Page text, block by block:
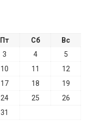
Пт Сб
Вс
3 4
5
10 11
12
17 18
19
24 25
26
31